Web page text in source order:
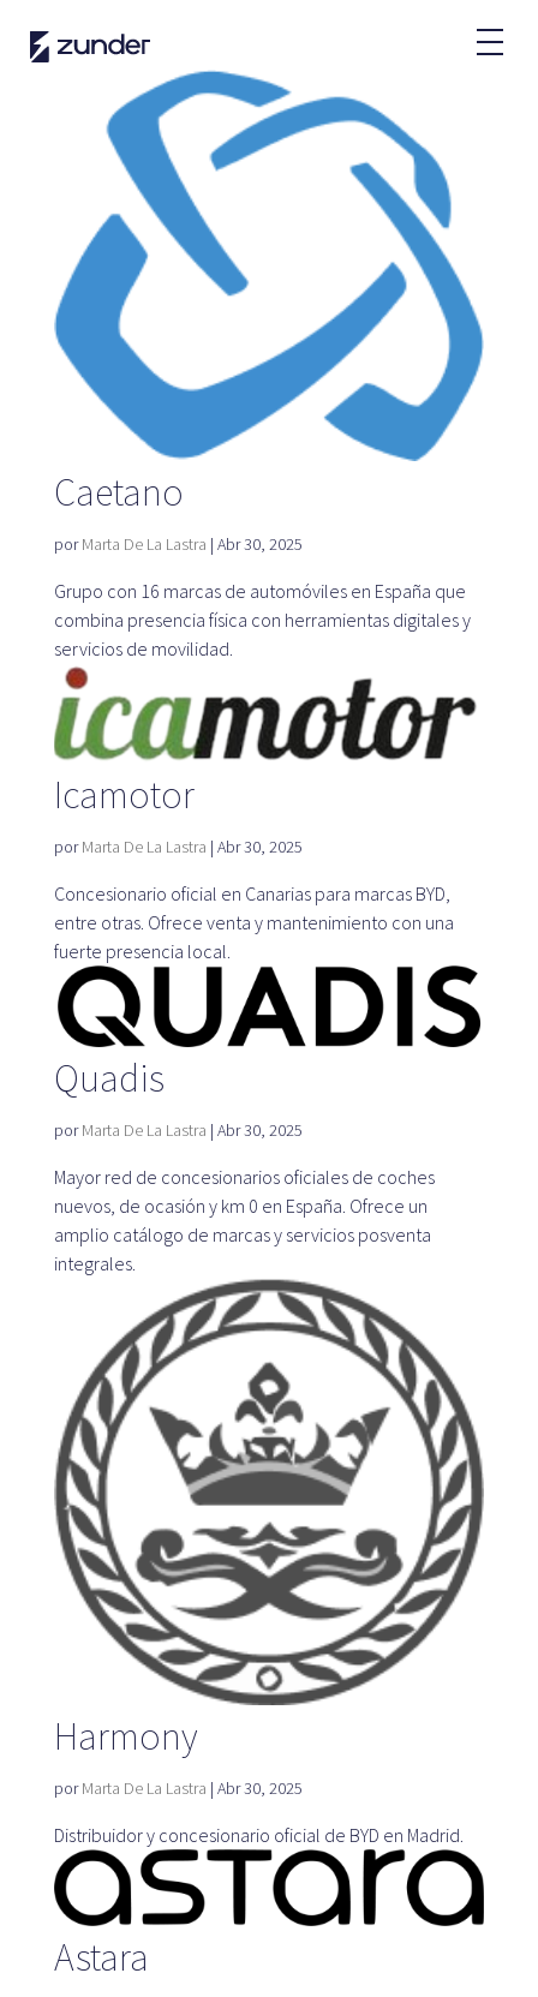
ES
Usuario VE
App de Zunder
¿Cómo cargar?
Partners
Grandes cuentas
Renting
Plataforma SaaS
Plataforma SaaS
Beneficios
Para quién
¿Qué buscamos?
¿Qué ofrecemos?
Proponer ubicación
Blog
Atención al cliente
+34 979 300 500
Caetano
porMarta De La Lastra | Abr 30, 2025
Grupo con 16 marcas de automóviles en España que
combina presencia física con herramientas digitales y
servicios de movilidad.
Icamotor
porMarta De La Lastra | Abr 30, 2025
Concesionario oficial en Canarias para marcas BYD,
entre otras. Ofrece venta y mantenimiento con una
fuerte presencia local.
Quadis
porMarta De La Lastra | Abr 30, 2025
Mayor red de concesionarios oficiales de coches
nuevos, de ocasión y km 0 en España. Ofrece un
amplio catálogo de marcas y servicios posventa
integrales.
Harmony
porMarta De La Lastra | Abr 30, 2025
Distribuidor y concesionario oficial de BYD en Madrid.
Astara